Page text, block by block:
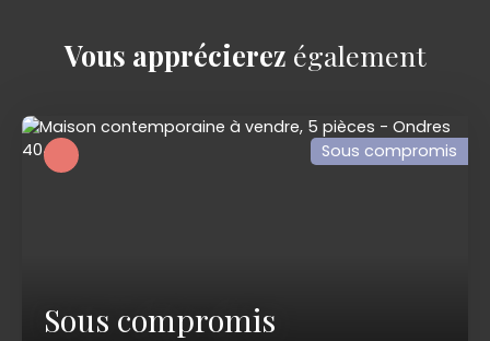
Vous apprécierez également
Sous compromis
Sous compromis